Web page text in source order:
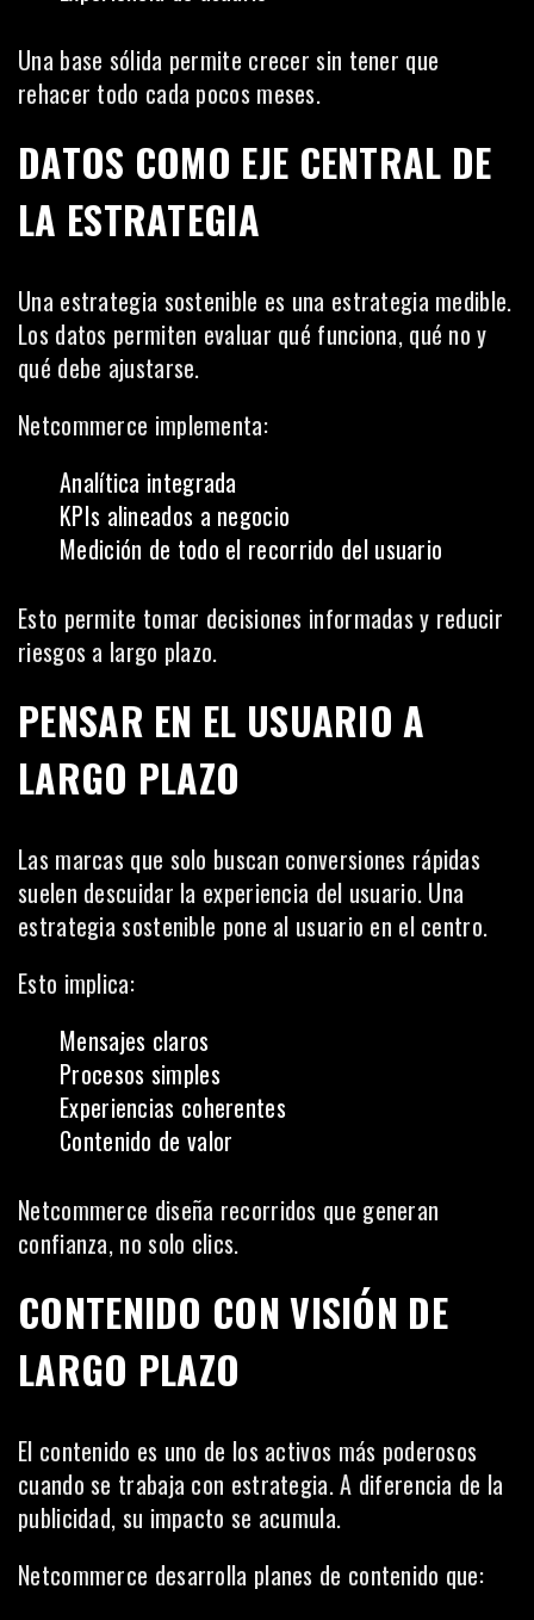
Una base sólida permite crecer sin tener que
rehacer todo cada pocos meses.
DATOS COMO EJE CENTRAL DE
LA ESTRATEGIA
Una estrategia sostenible es una estrategia medible.
Los datos permiten evaluar qué funciona, qué no y
qué debe ajustarse.
Netcommerce implementa:
Analítica integrada
KPIs alineados a negocio
Medición de todo el recorrido del usuario
Esto permite tomar decisiones informadas y reducir
riesgos a largo plazo.
PENSAR EN EL USUARIO A
LARGO PLAZO
Las marcas que solo buscan conversiones rápidas
suelen descuidar la experiencia del usuario. Una
estrategia sostenible pone al usuario en el centro.
Esto implica:
Mensajes claros
Procesos simples
Experiencias coherentes
Contenido de valor
Netcommerce diseña recorridos que generan
confianza, no solo clics.
CONTENIDO CON VISIÓN DE
LARGO PLAZO
El contenido es uno de los activos más poderosos
cuando se trabaja con estrategia. A diferencia de la
publicidad, su impacto se acumula.
Netcommerce desarrolla planes de contenido que: